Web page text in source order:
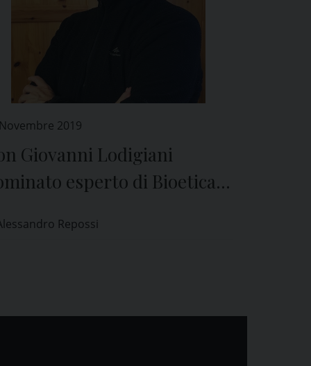
2019
Giovanni Lodigiani
esperto di Bioetica
Repossi